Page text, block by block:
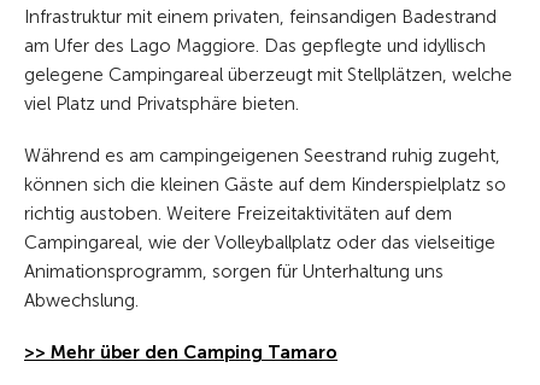
Infrastruktur mit einem privaten, feinsandigen Badestrand
am Ufer des Lago Maggiore. Das gepflegte und idyllisch
gelegene Campingareal überzeugt mit Stellplätzen, welche
viel Platz und Privatsphäre bieten.
Während es am campingeigenen Seestrand ruhig zugeht,
können sich die kleinen Gäste auf dem Kinderspielplatz so
richtig austoben. Weitere Freizeitaktivitäten auf dem
Campingareal, wie der Volleyballplatz oder das vielseitige
Animationsprogramm, sorgen für Unterhaltung uns
Abwechslung.
>> Mehr über den Camping Tamaro